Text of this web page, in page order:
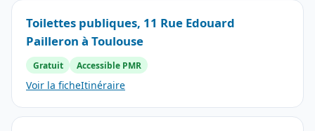
Toilettes publiques, 11 Rue Edouard
Pailleron à Toulouse
Gratuit Accessible PMR
Voir la ficheItinéraire